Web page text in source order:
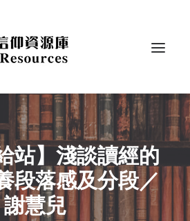
站】淺談讀經的
段落感及分段／
謝慧兒